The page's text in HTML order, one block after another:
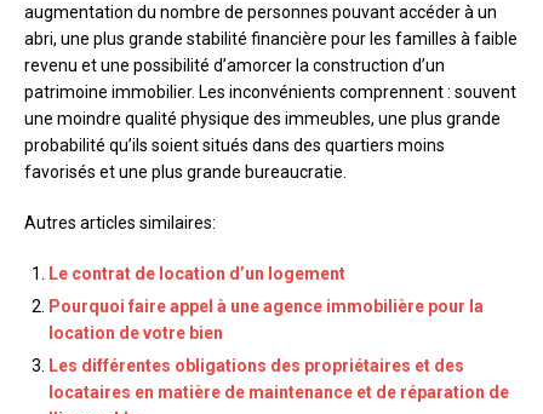
augmentation du nombre de personnes pouvant accéder à un
abri, une plus grande stabilité financière pour les familles à faible
revenu et une possibilité d’amorcer la construction d’un
patrimoine immobilier. Les inconvénients comprennent : souvent
une moindre qualité physique des immeubles, une plus grande
probabilité qu’ils soient situés dans des quartiers moins
favorisés et une plus grande bureaucratie.
Autres articles similaires:
Le contrat de location d’un logement
Pourquoi faire appel à une agence immobilière pour la
location de votre bien
Les différentes obligations des propriétaires et des
locataires en matière de maintenance et de réparation de